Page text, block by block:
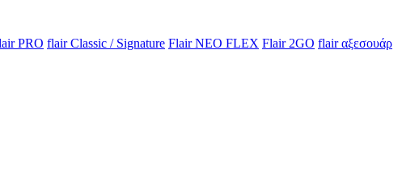
PRO flair Classic / Signature Flair NEO FLEX Flair 2GO flair αξεσουάρ